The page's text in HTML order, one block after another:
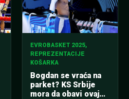
EVROBASKET 2025,
REPREZENTACIJE
KOŠARKA
Bogdan se vraća na
parket? KS Srbije
mora da obavi ovaj